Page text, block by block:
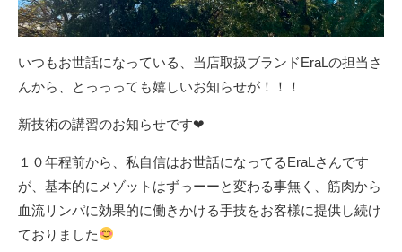
いつもお世話になっている、当店取扱ブランドEraLの担当さ
んから、とっっっても嬉しいお知らせが！！！
新技術の講習のお知らせです❤︎
１０年程前から、私自信はお世話になってるEraLさんです
が、基本的にメゾットはずっーーと変わる事無く、筋肉から
血流リンパに効果的に働きかける手技をお客様に提供し続け
ておりました